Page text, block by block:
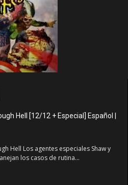
Hell [12/12 + Especial] Español |
Hell Los agentes especiales Shaw y
los casos de rutina...